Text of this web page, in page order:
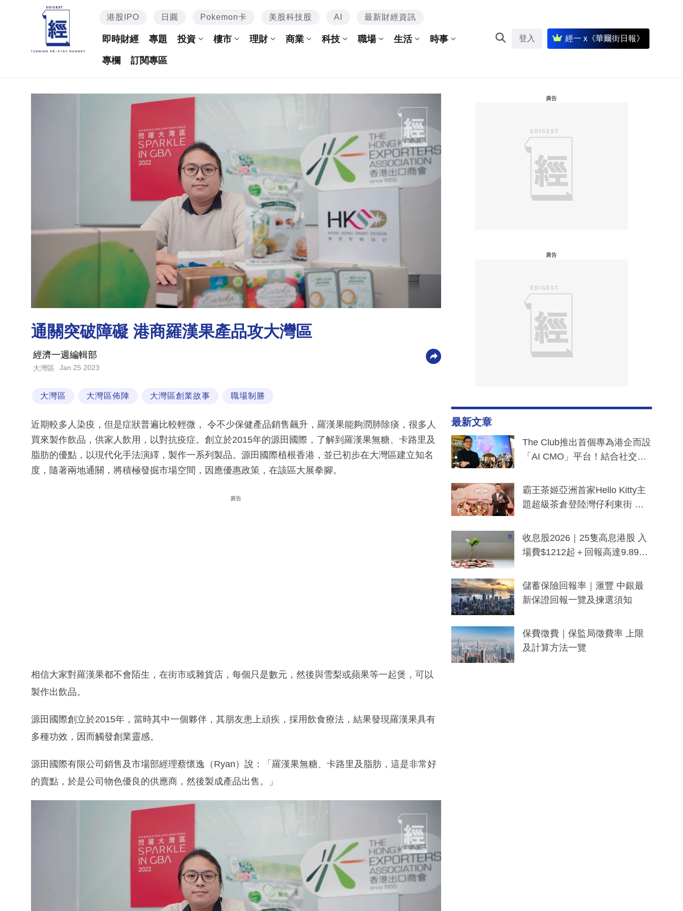
港股IPO 日圓 Pokemon卡 美股科技股 AI 最新財經資訊
即時財經 專題 投資 樓市 理財 商業 科技 職場 生活 時事
專欄 訂閱專區
登入 經一 x《華爾街日報》
通關突破障礙 港商羅漢果產品攻大灣區
經濟一週編輯部
大灣區 Jan 25 2023
大灣區 大灣區佈陣 大灣區創業故事 職場制勝
近期較多人染疫，但是症狀普遍比較輕微， 令不少保健產品銷售飆升，羅漢果能夠潤肺除痰，很多人
買來製作飲品，供家人飲用，以對抗疫症。創立於2015年的源田國際，了解到羅漢果無糖、卡路里及
脂肪的優點，以現代化手法演繹，製作一系列製品。源田國際植根香港，並已初步在大灣區建立知名
度，隨著兩地通關，將積極發掘市場空間，因應優惠政策，在該區大展拳腳。
廣告
相信大家對羅漢果都不會陌生，在街市或雜貨店，每個只是數元，然後與雪梨或蘋果等一起煲，可以
製作出飲品。
源田國際創立於2015年，當時其中一個夥伴，其朋友患上頑疾，採用飲食療法，結果發現羅漢果具有
多種功效，因而觸發創業靈感。
源田國際有限公司銷售及市場部經理蔡懷逸（Ryan）說：「羅漢果無糖、卡路里及脂肪，這是非常好
的賣點，於是公司物色優良的供應商，然後製成產品出售。」
廣告
廣告
最新文章
The Club推出首個專為港企而設
「AI CMO」平台！結合社交聆
分鐘生成「貼地」宣傳短片
霸王茶姬亞洲首家Hello Kitty主
題超級茶倉登陸灣仔利東街 推
y及香港限定特調系列
收息股2026｜25隻高息港股 入
場費$1212起＋回報高達9.89
儲蓄保險回報率｜滙豐 中銀最
新保證回報一覽及揀選須知
保費徵費｜保監局徵費率 上限
及計算方法一覽